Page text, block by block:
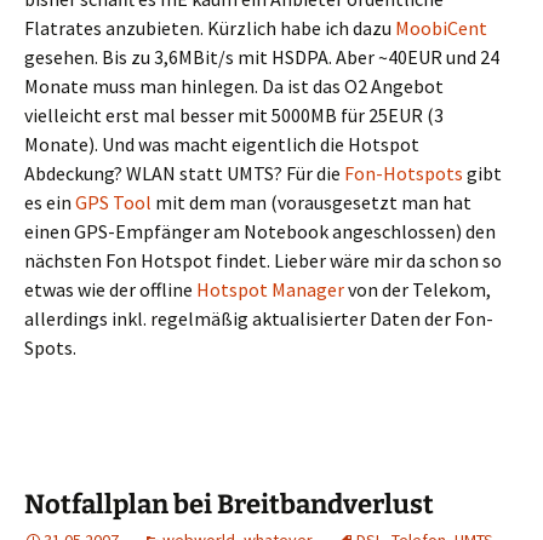
Flatrates anzubieten. Kürzlich habe ich dazu MoobiCent
gesehen. Bis zu 3,6MBit/s mit HSDPA. Aber ~40EUR und 24
Monate muss man hinlegen. Da ist das O2 Angebot
vielleicht erst mal besser mit 5000MB für 25EUR (3
Monate). Und was macht eigentlich die Hotspot
Abdeckung? WLAN statt UMTS? Für die Fon-Hotspots gibt
es ein GPS Tool mit dem man (vorausgesetzt man hat
einen GPS-Empfänger am Notebook angeschlossen) den
nächsten Fon Hotspot findet. Lieber wäre mir da schon so
etwas wie der offline Hotspot Managervon der Telekom,
allerdings inkl. regelmäßig aktualisierter Daten der Fon-
Spots.
Notfallplan bei Breitbandverlust